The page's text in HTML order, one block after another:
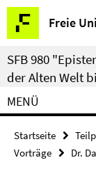
Springe
direkt
zu
Inhalt
Freie
Service-
Navigation
SFB 980
der Alten Welt
MENÜ
Startseite
Vorträge
Dr.